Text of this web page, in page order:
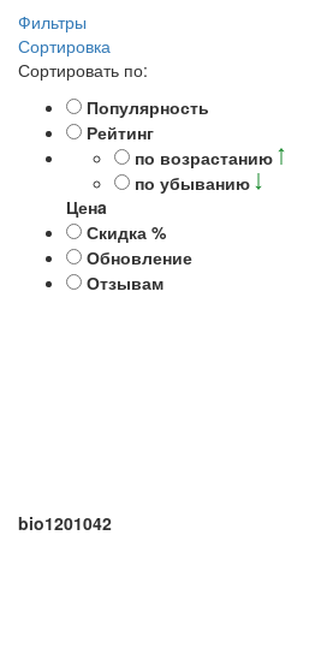
Фильтры
Сортировка
Сортировать по:
Популярность
Рейтинг
по возрастанию
по убыванию
Ценa
Скидка %
Обновление
Отзывам
bio1201042